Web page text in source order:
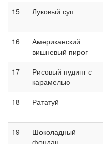
15
Луковый суп
16
Американский
вишневый пирог
17
Рисовый пудинг с
карамелью
18 Рататуй
19
Шоколадный